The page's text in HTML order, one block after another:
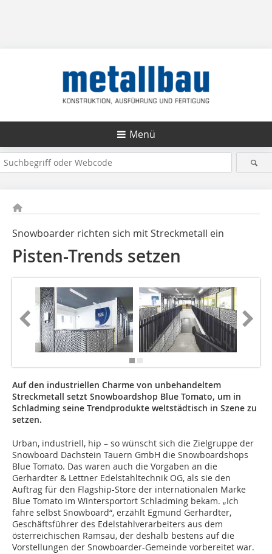
Menü
Snowboarder richten sich mit Streckmetall ein
Pisten-Trends setzen
Auf den industriellen Charme von unbehandeltem
Streckmetall setzt Snowboardshop Blue Tomato, um in
Schladming seine Trendprodukte weltstädtisch in Szene zu
setzen.
Urban, industriell, hip – so wünscht sich die Zielgruppe der
Snowboard Dachstein Tauern GmbH die Snowboardshops
Blue Tomato. Das waren auch die Vorgaben an die
Gerhardter & Lettner Edelstahltechnik OG, als sie den
Auftrag für den Flagship-Store der internationalen Marke
Blue Tomato im Wintersportort Schladming bekam. „Ich
fahre selbst Snowboard“, erzählt Egmund Gerhardter,
Geschäftsführer des Edelstahlverarbeiters aus dem
österreichischen Ramsau, der deshalb bestens auf die
Vorstellungen der Snowboarder-Gemeinde vorbereitet war.